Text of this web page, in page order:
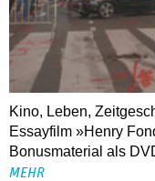
Kino, Leben,
Essayfilm »Henry
Bonusmaterial als
MEHR